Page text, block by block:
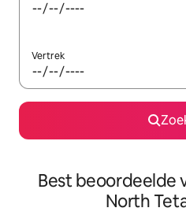
Vertrek
Best beoordeelde
North